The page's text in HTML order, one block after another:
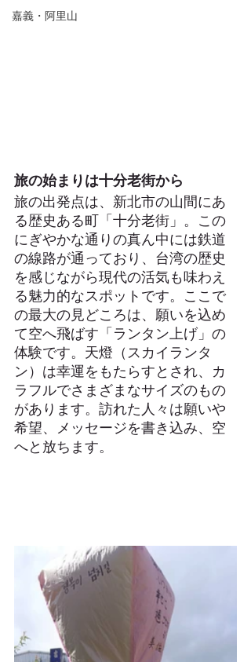
嘉義・阿里山
旅の始まりは十分老街から
旅の出発点は、新北市の山間にあ
る歴史ある町「十分老街」。この
にぎやかな通りの真ん中には鉄道
の線路が通っており、台湾の歴史
を感じながら現代の活気も味わえ
る魅力的なスポットです。ここで
の最大の見どころは、願いを込め
て空へ飛ばす「ランタン上げ」の
体験です。天燈（スカイランタ
ン）は幸運をもたらすとされ、カ
ラフルでさまざまなサイズのもの
があります。訪れた人々は願いや
希望、メッセージを書き込み、空
へと放ちます。